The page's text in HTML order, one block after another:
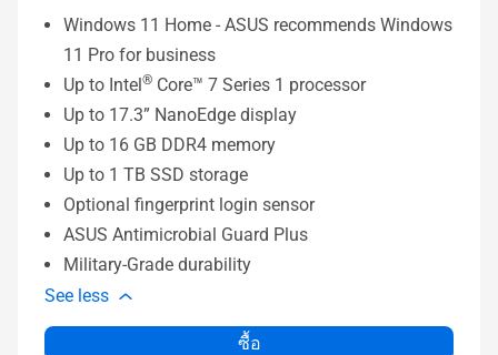
Windows 11 Home - ASUS recommends Windows
11 Pro for business
Up to Intel® Core™ 7 Series 1 processor
Up to 17.3” NanoEdge display
Up to 16 GB DDR4 memory
Up to 1 TB SSD storage
Optional fingerprint login sensor
ASUS Antimicrobial Guard Plus
Military-Grade durability
See less
ซื้อ